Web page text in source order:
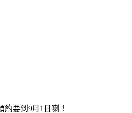
要到9月1日喇！